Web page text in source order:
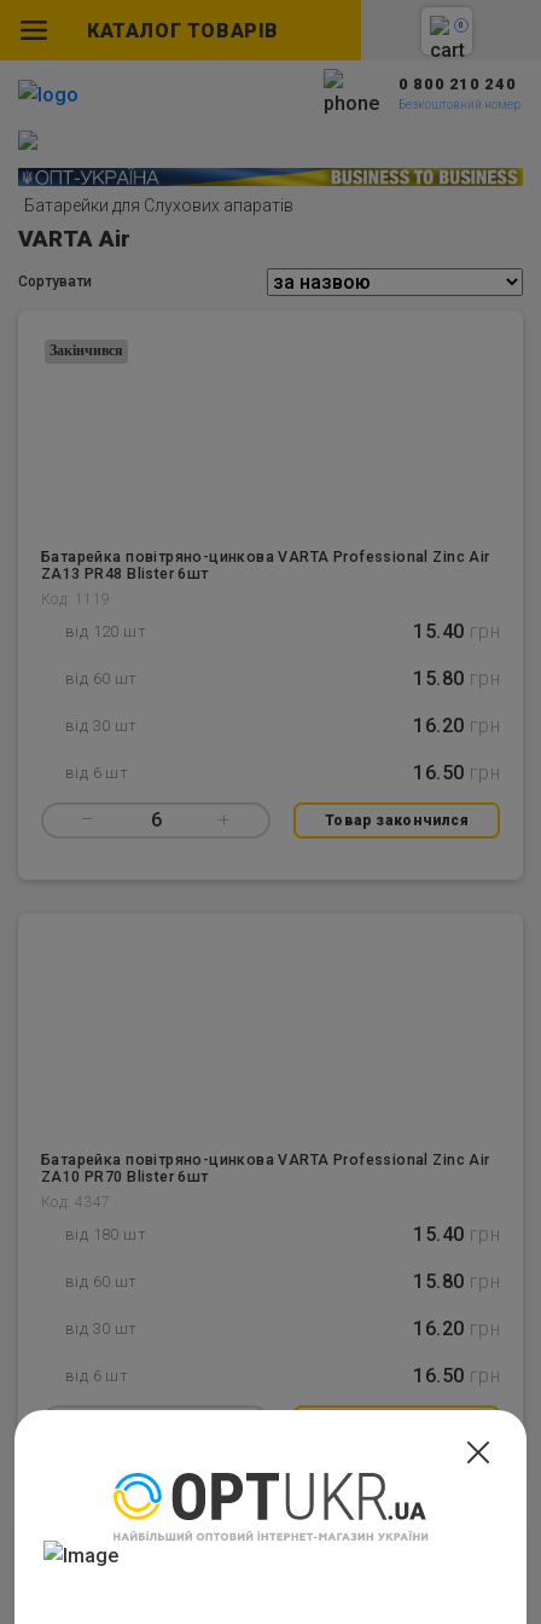
КАТАЛОГ ТОВАРІВ 0
0 800 210 240
Безкоштовний номер
Батарейки для Слухових апаратів
VARTA Air
Сортувати
Батарейка повітряно-цинкова VARTA Professional Zinc Air
ZA13 PR48 Blister 6шт
Код: 1119
від 120 шт 15.40 грн
від 60 шт 15.80 грн
від 30 шт 16.20 грн
від 6 шт 16.50 грн
– 6 + Товар закончился
Закінчився
Батарейка повітряно-цинкова VARTA Professional Zinc Air
ZA10 PR70 Blister 6шт
Код: 4347
від 180 шт 15.40 грн
від 60 шт 15.80 грн
від 30 шт 16.20 грн
від 6 шт 16.50 грн